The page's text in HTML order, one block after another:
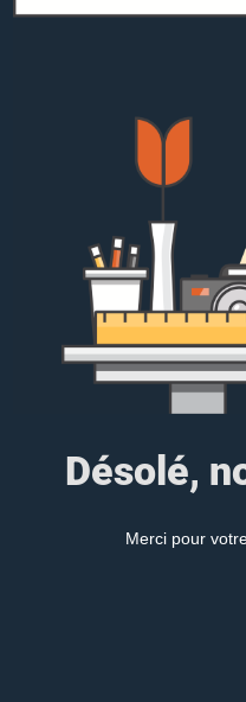
Désolé,
Merci pour